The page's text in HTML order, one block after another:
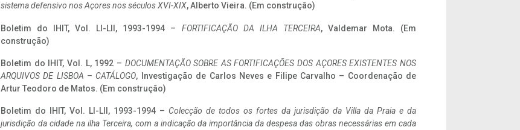
sistema defensivo nos Açores nos séculos XVI-XIX, Alberto Vieira. (Em construção)
Boletim do IHIT, Vol. LI-LII, 1993-1994 – FORTIFICAÇÃO DA ILHA TERCEIRA, Valdemar Mota. (Em
construção)
Boletim do IHIT, Vol. L, 1992 – DOCUMENTAÇÃO SOBRE AS FORTIFICAÇÕES DOS AÇORES EXISTENTES NOS
ARQUIVOS DE LISBOA – CATÁLOGO, Investigação de Carlos Neves e Filipe Carvalho – Coordenação de
Artur Teodoro de Matos. (Em construção)
Boletim do IHIT, Vol. LI-LII, 1993-1994 – Colecção de todos os fortes da jurisdição da Villa da Praia e da
jurisdição da cidade na ilha Terceira, com a indicação da importância da despesa das obras necessárias em cada